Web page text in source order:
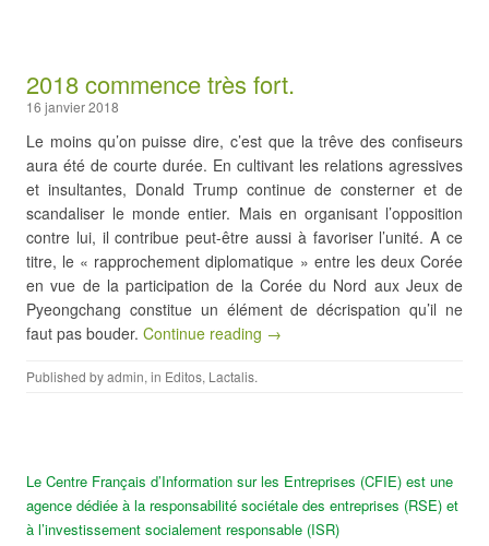
2018 commence très fort.
16 janvier 2018
Le moins qu’on puisse dire, c’est que la trêve des confiseurs
aura été de courte durée. En cultivant les relations agressives
et insultantes, Donald Trump continue de consterner et de
scandaliser le monde entier. Mais en organisant l’opposition
contre lui, il contribue peut-être aussi à favoriser l’unité. A ce
titre, le « rapprochement diplomatique » entre les deux Corée
en vue de la participation de la Corée du Nord aux Jeux de
Pyeongchang constitue un élément de décrispation qu’il ne
faut pas bouder. Continue reading →
Published byadmin, in Editos, Lactalis.
Le Centre Français d’Information sur les Entreprises (CFIE) est une
agence dédiée à la responsabilité sociétale des entreprises (RSE) et
à l’investissement socialement responsable (ISR)